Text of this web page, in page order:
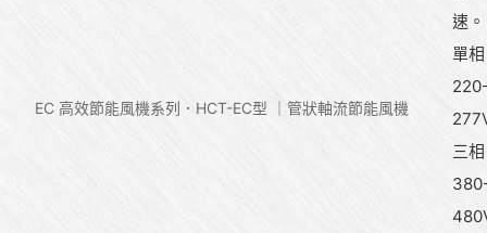
EC 高效節能風機系列 HCT-EC型 ｜管狀軸流節能風機
速。
單相
三相